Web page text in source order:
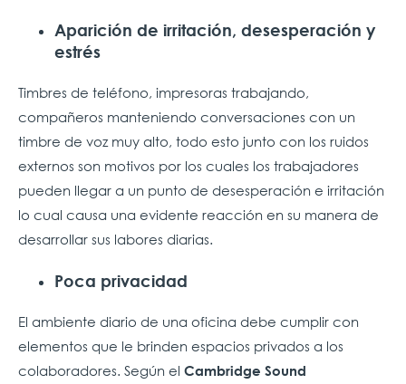
Aparición de irritación, desesperación y
estrés
Timbres de teléfono, impresoras trabajando,
compañeros manteniendo conversaciones con un
timbre de voz muy alto, todo esto junto con los ruidos
externos son motivos por los cuales los trabajadores
pueden llegar a un punto de desesperación e irritación
lo cual causa una evidente reacción en su manera de
desarrollar sus labores diarias.
Poca privacidad
El ambiente diario de una oficina debe cumplir con
elementos que le brinden espacios privados a los
colaboradores. Según el Cambridge Sound